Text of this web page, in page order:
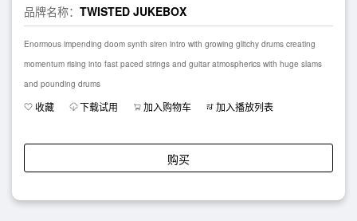
品牌名称： TWISTED JUKEBOX
Enormous impending doom synth siren intro with growing glitchy drums creating
momentum rising into fast paced strings and guitar atmospherics with huge slams
and pounding drums
收藏 下载试用 加入购物车 加入播放列表
购买